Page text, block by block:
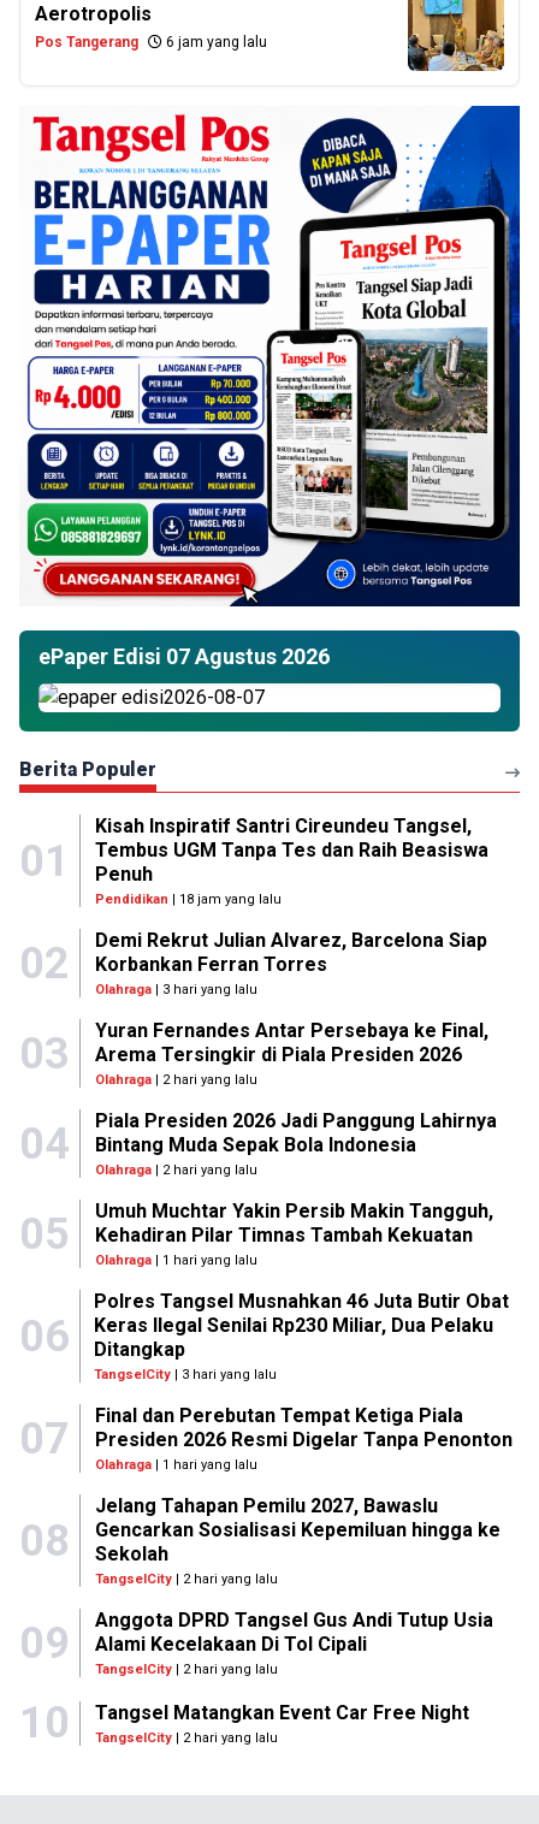
Aerotropolis
Pos Tangerang 6 jam yang lalu
ePaper Edisi 07 Agustus 2026
Berita Populer
01
Kisah Inspiratif Santri Cireundeu Tangsel,
Tembus UGM Tanpa Tes dan Raih Beasiswa
Penuh
Pendidikan | 18 jam yang lalu
02
Demi Rekrut Julian Alvarez, Barcelona Siap
Korbankan Ferran Torres
Olahraga| 3 hari yang lalu
03
Yuran Fernandes Antar Persebaya ke Final,
Arema Tersingkir di Piala Presiden 2026
Olahraga| 2 hari yang lalu
04
Piala Presiden 2026 Jadi Panggung Lahirnya
Bintang Muda Sepak Bola Indonesia
Olahraga| 2 hari yang lalu
05
Umuh Muchtar Yakin Persib Makin Tangguh,
Kehadiran Pilar Timnas Tambah Kekuatan
Olahraga| 1 hari yang lalu
06
Polres Tangsel Musnahkan 46 Juta Butir Obat
Keras Ilegal Senilai Rp230 Miliar, Dua Pelaku
Ditangkap
TangselCity | 3 hari yang lalu
07
Final dan Perebutan Tempat Ketiga Piala
Presiden 2026 Resmi Digelar Tanpa Penonton
Olahraga| 1 hari yang lalu
08
Jelang Tahapan Pemilu 2027, Bawaslu
Gencarkan Sosialisasi Kepemiluan hingga ke
Sekolah
TangselCity| 2 hari yang lalu
09
Anggota DPRD Tangsel Gus Andi Tutup Usia
Alami Kecelakaan Di Tol Cipali
TangselCity| 2 hari yang lalu
10 Tangsel Matangkan Event Car Free Night
TangselCity | 2 hari yang lalu